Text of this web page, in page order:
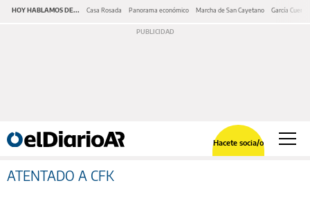
HOY HABLAMOS DE... Casa Rosada Panorama económico Marcha de San Cayetano García Cuerva
Hacete socia/o
ATENTADO A CFK